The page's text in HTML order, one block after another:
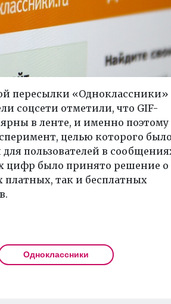
пересылки «Одноклассники»
соцсети отметили, что GIF-
в ленте, и именно поэтому
целью которого было
пользователей в
цифр было принято решение о
так и бесплатных
Одноклассники